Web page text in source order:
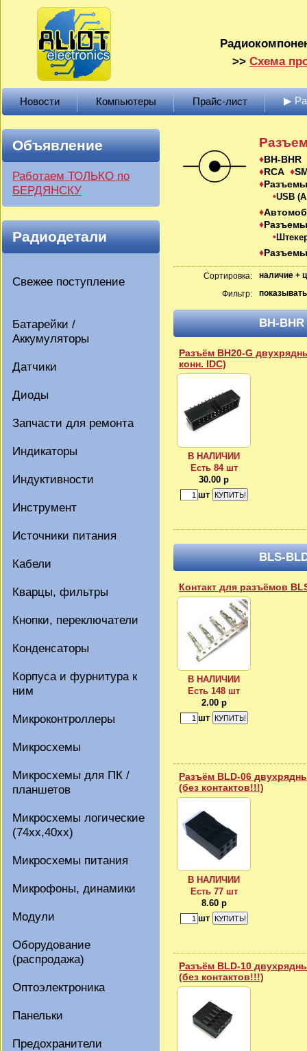
>> Схема
Новости Компьютеры Прайс-лист ▶
Объявление
Работаем ТОЛЬКО по
БЕРДЯНСКУ
Радиодетали
Свежее поступление
Батарейки /
Аккумуляторы
Датчики
Диоды
Запчасти для ремонта
Индикаторы
Индуктивности
Инструмент
Источники питания
Кабели
Кварцы, фильтры
Кнопки, переключатели
Конденсаторы
Корпуса и фурнитура к
ним
Микроконтроллеры
Микросхемы
Микросхемы для ПК /
планшетов
Микросхемы логические
(74xx,40xx)
Микросхемы питания
Микрофоны, динамики
Модули
Оборудование
(распродажа)
Оптоэлектроника
Панельки
Предохранители
BH-BHR
RCA
USB
Сортировка:
наличие +
Фильтр:
BH-BHR
Разъём BH20-G
конн. IDC)
В НАЛИЧИИ
Есть 84 шт
30.00 р
шт
BLS-
Контакт для разъёмов
В НАЛИЧИИ
Есть 148 шт
2.00 р
шт
Разъём BLD-06
(без контактов!!!)
В НАЛИЧИИ
Есть 77 шт
8.60 р
шт
Разъём BLD-10
(без контактов!!!)